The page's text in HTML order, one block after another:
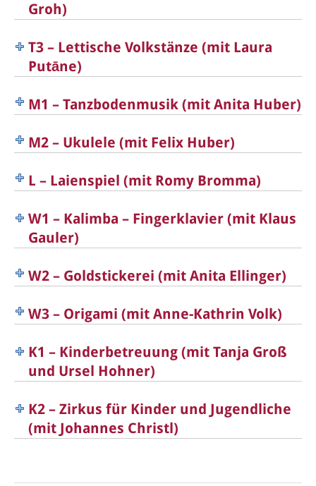
Groh)
T3 – Lettische Volkstänze (mit Laura
Putāne)
M1 – Tanzbodenmusik (mit Anita Huber)
M2 – Ukulele (mit Felix Huber)
L – Laienspiel (mit Romy Bromma)
W1 – Kalimba – Fingerklavier (mit Klaus
Gauler)
W2 – Goldstickerei (mit Anita Ellinger)
W3 – Origami (mit Anne-Kathrin Volk)
K1 – Kinderbetreuung (mit Tanja Groß
und Ursel Hohner)
K2 – Zirkus für Kinder und Jugendliche
(mit Johannes Christl)